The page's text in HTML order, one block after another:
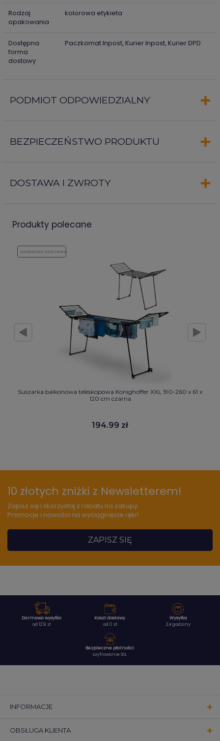
Rodzaj
opakowania
kolorowa etykieta
Dostępna
forma
dostawy
Paczkomat Inpost, Kurier Inpost, Kurier DPD
PODMIOT ODPOWIEDZIALNY
BEZPIECZEŃSTWO PRODUKTU
DOSTAWA I ZWROTY
produkty polecane
DARMOWA DOSTAWA
Suszarka balkonowa teleskopowa Konighoffer XXL 190-260 x 61 x
120 cm czarna
194.99 zł
10 złotych zniżki z Newsletterem!
Zapisz się i skorzystaj z rabatu na zakupy.
Promocje i nowości na wyciągnięcie ręki!
ZAPISZ SIĘ
Darmowa wysyłka
od 129 zł
Koszt dostawy
od 0 zł
Wysyłka
24 godziny
Bezpieczne płatności
szyfrowanie SSL
INFORMACJE
OBSŁUGA KLIENTA